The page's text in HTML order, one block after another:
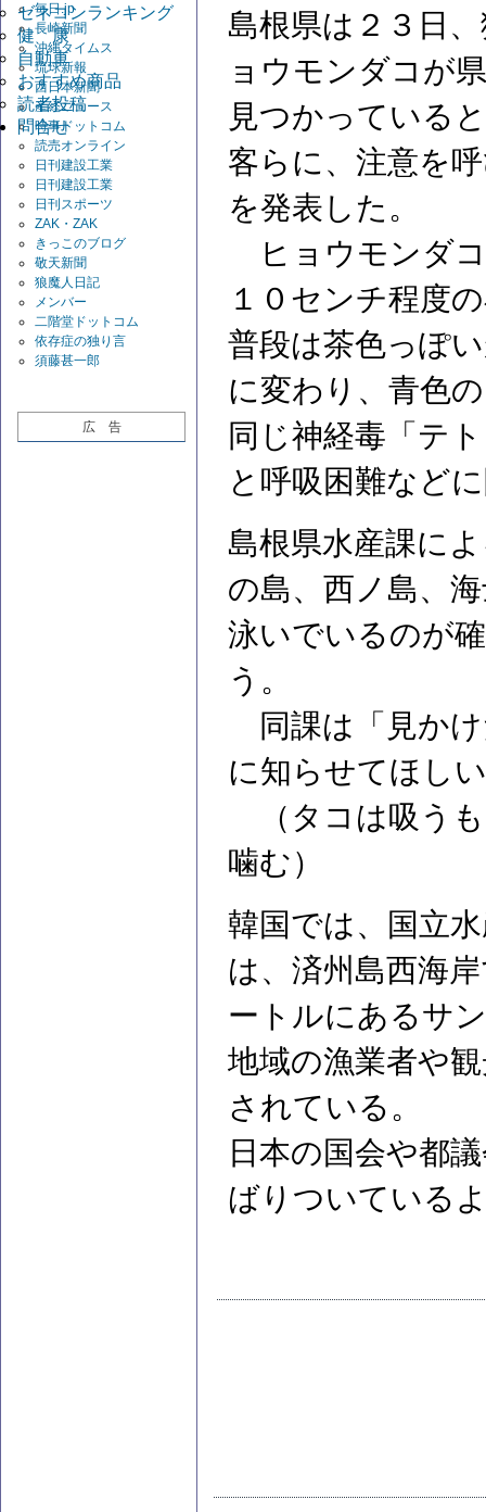
ゼネコンランキング
健 康
自動車
おすすめ商品
読者投稿
問合せ
毎日.jp
長崎新聞
沖縄タイムス
琉球新報
西日本新聞
産経ニュース
時事ドットコム
読売オンライン
日刊建設工業
日刊建設工業
日刊スポーツ
ZAK・ZAK
きっこのブログ
敬天新聞
狼魔人日記
メンバー
二階堂ドットコム
依存症の独り言
須藤甚一郎
広 告
島根県は２３日
ョウモンダコが
見つかっている
客らに、注意を
を発表した。
ヒョウモンダコ
１０センチ程度
普段は茶色っぽ
に変わり、青色
同じ神経毒「テ
と呼吸困難など
島根県水産課に
の島、西ノ島、
泳いでいるのが
う。
同課は「見かけ
に知らせてほし
（タコは吸う
噛む）
韓国では、国立
は、済州島西海
ートルにあるサ
地域の漁業者や
されている。
日本の国会や都
ばりついている